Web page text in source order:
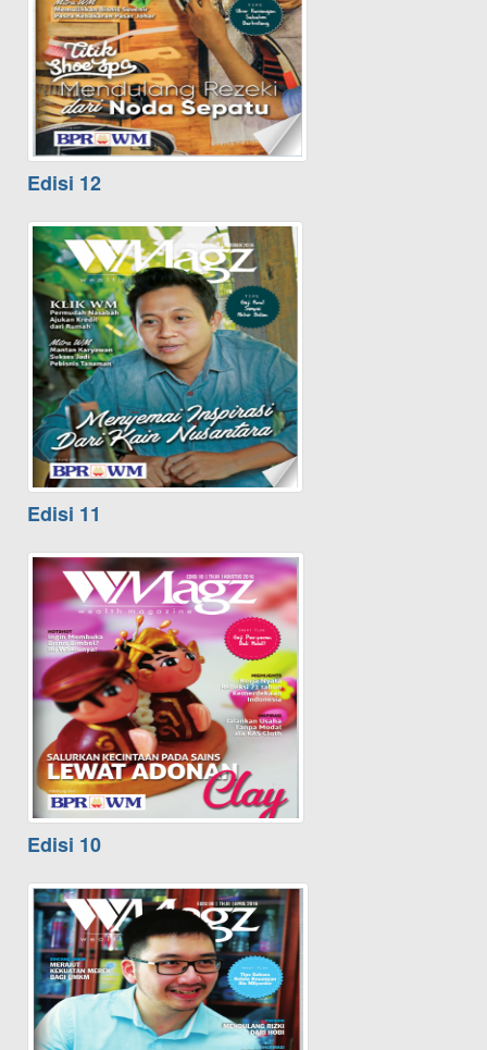
Edisi 12
Edisi 11
Edisi 10